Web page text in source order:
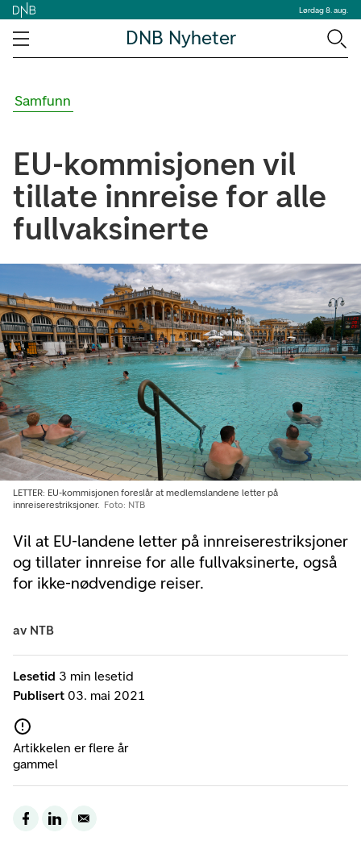
Lørdag 8. aug.
DNB Nyheter
Samfunn
EU-kommisjonen vil
tillate innreise for alle
fullvaksinerte
Vil at EU-landene letter på innreiserestriksjoner
og tillater innreise for alle fullvaksinerte, også
for ikke-nødvendige reiser.
LETTER: EU-kommisjonen foreslår at medlemslandene letter på
innreiserestriksjoner. Foto: NTB
Lesetid 3 min lesetid
Publisert 03. mai 2021
Artikkelen er flere år
gammel
av NTB